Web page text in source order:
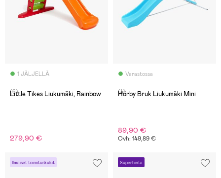
1 JÄLJELLÄ
(6)
Little Tikes Liukumäki, Rainbow
279,90 €
Varastossa
(4)
Hörby Bruk Liukumäki Mini
89,90 €
Ovh: 149,89 €
Ilmaiset toimituskulut Superhinta